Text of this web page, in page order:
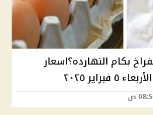
بكام النهارده؟اسعار
٢٠٢٥